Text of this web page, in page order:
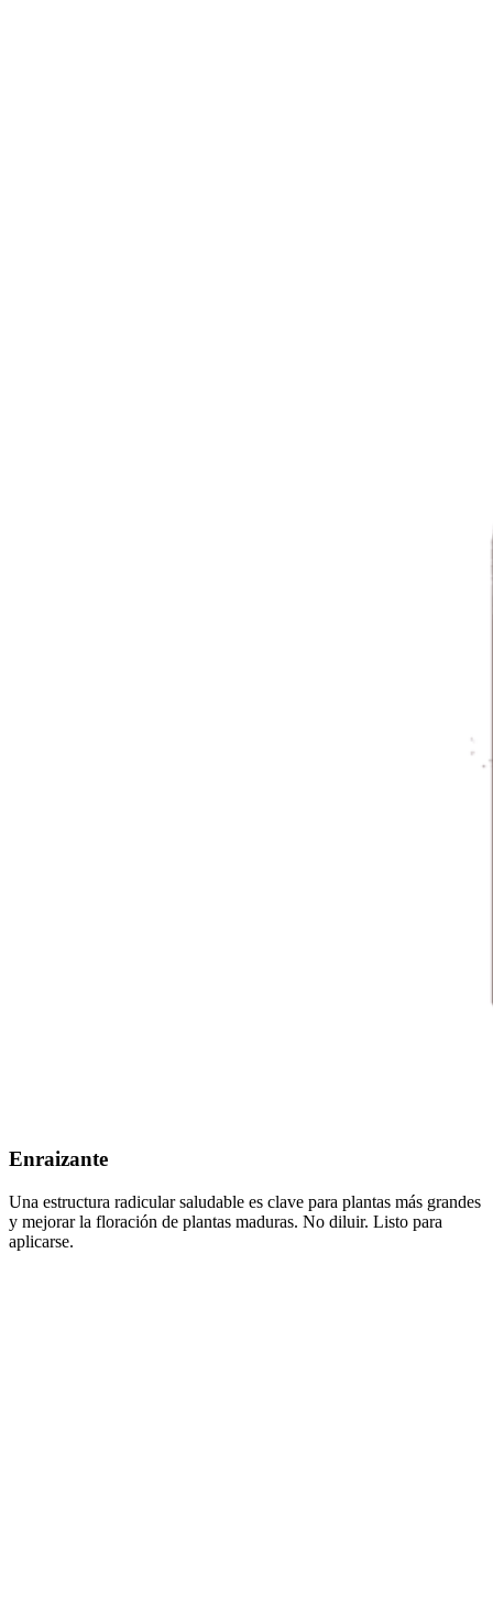
Enraizante
Una estructura radicular saludable es clave para plantas más grandes
y mejorar la floración de plantas maduras. No diluir. Listo para
aplicarse.